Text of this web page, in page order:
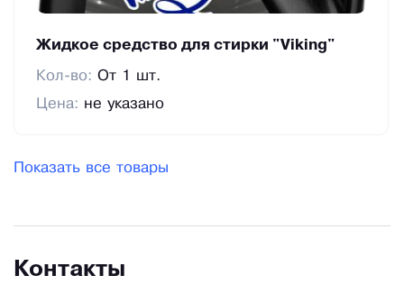
Жидкое средство для стирки "Viking"
Кол-во:От 1 шт.
Цена: не указано
Показать все товары
Контакты